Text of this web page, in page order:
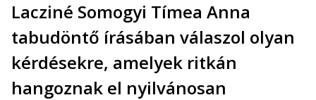
Lacziné Somogyi Tímea Anna
tabudöntő írásában válaszol olyan
kérdésekre, amelyek ritkán
hangoznak el nyilvánosan